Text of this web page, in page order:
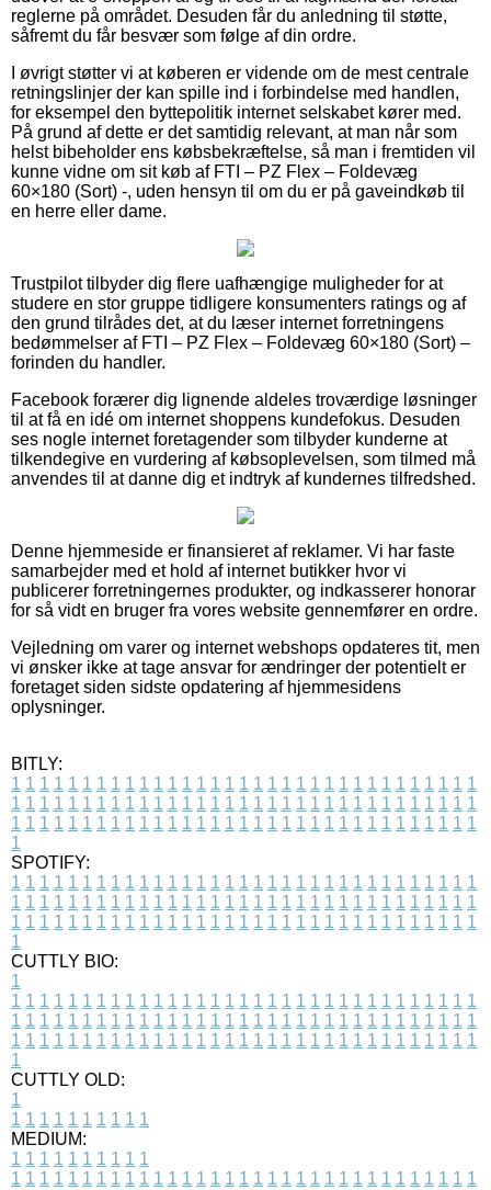
reglerne på området. Desuden får du anledning til støtte,
såfremt du får besvær som følge af din ordre.
I øvrigt støtter vi at køberen er vidende om de mest centrale
retningslinjer der kan spille ind i forbindelse med handlen,
for eksempel den byttepolitik internet selskabet kører med.
På grund af dette er det samtidig relevant, at man når som
helst bibeholder ens købsbekræftelse, så man i fremtiden vil
kunne vidne om sit køb af FTI – PZ Flex – Foldevæg
60×180 (Sort) -, uden hensyn til om du er på gaveindkøb til
en herre eller dame.
Trustpilot tilbyder dig flere uafhængige muligheder for at
studere en stor gruppe tidligere konsumenters ratings og af
den grund tilrådes det, at du læser internet forretningens
bedømmelser af FTI – PZ Flex – Foldevæg 60×180 (Sort) –
forinden du handler.
Facebook forærer dig lignende aldeles troværdige løsninger
til at få en idé om internet shoppens kundefokus. Desuden
ses nogle internet foretagender som tilbyder kunderne at
tilkendegive en vurdering af købsoplevelsen, som tilmed må
anvendes til at danne dig et indtryk af kundernes tilfredshed.
Denne hjemmeside er finansieret af reklamer. Vi har faste
samarbejder med et hold af internet butikker hvor vi
publicerer forretningernes produkter, og indkasserer honorar
for så vidt en bruger fra vores website gennemfører en ordre.
Vejledning om varer og internet webshops opdateres tit, men
vi ønsker ikke at tage ansvar for ændringer der potentielt er
foretaget siden sidste opdatering af hjemmesidens
oplysninger.
BITLY:
1 1 1 1 1 1 1 1 1 1 1 1 1 1 1 1 1 1 1 1 1 1 1 1 1 1 1 1 1 1 1 1 1
1 1 1 1 1 1 1 1 1 1 1 1 1 1 1 1 1 1 1 1 1 1 1 1 1 1 1 1 1 1 1 1 1
1 1 1 1 1 1 1 1 1 1 1 1 1 1 1 1 1 1 1 1 1 1 1 1 1 1 1 1 1 1 1 1 1
1
SPOTIFY:
1 1 1 1 1 1 1 1 1 1 1 1 1 1 1 1 1 1 1 1 1 1 1 1 1 1 1 1 1 1 1 1 1
1 1 1 1 1 1 1 1 1 1 1 1 1 1 1 1 1 1 1 1 1 1 1 1 1 1 1 1 1 1 1 1 1
1 1 1 1 1 1 1 1 1 1 1 1 1 1 1 1 1 1 1 1 1 1 1 1 1 1 1 1 1 1 1 1 1
1
CUTTLY BIO:
1
1 1 1 1 1 1 1 1 1 1 1 1 1 1 1 1 1 1 1 1 1 1 1 1 1 1 1 1 1 1 1 1 1
1 1 1 1 1 1 1 1 1 1 1 1 1 1 1 1 1 1 1 1 1 1 1 1 1 1 1 1 1 1 1 1 1
1 1 1 1 1 1 1 1 1 1 1 1 1 1 1 1 1 1 1 1 1 1 1 1 1 1 1 1 1 1 1 1 1
1
CUTTLY OLD:
1
1 1 1 1 1 1 1 1 1 1
MEDIUM:
1 1 1 1 1 1 1 1 1 1
1 1 1 1 1 1 1 1 1 1 1 1 1 1 1 1 1 1 1 1 1 1 1 1 1 1 1 1 1 1 1 1 1